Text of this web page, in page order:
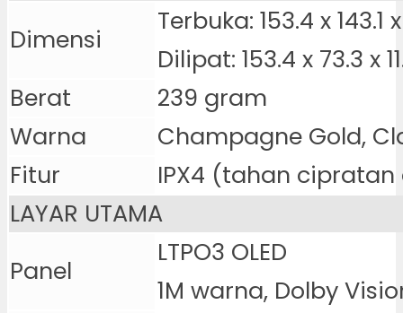
Dimensi
Terbuka: 153.4 x 143.1
Dilipat: 153.4 x 73.3 x
Berat
239 gram
Warna
Champagne Gold,
Fitur
IPX4 (tahan
LAYAR UTAMA
Panel
LTPO3 OLED
1M warna, Dolby